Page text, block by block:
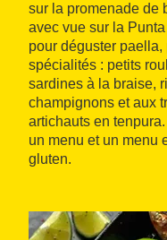
sur la promenade de
avec vue sur la
pour déguster paella,
spécialités : petits
sardines à la braise,
champignons et aux
artichauts en
un menu et un menu
gluten.